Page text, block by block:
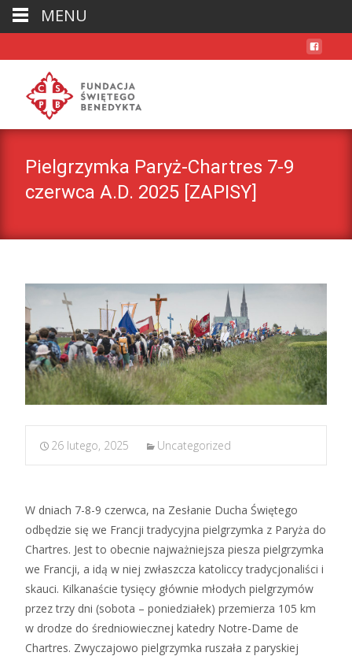
Pielgrzymka Paryż-Chartres 7-9
czerwca A.D. 2025 [ZAPISY]
26 lutego, 2025 Uncategorized
W dniach 7-8-9 czerwca, na Zesłanie Ducha Świętego
odbędzie się we Francji tradycyjna pielgrzymka z Paryża do
Chartres. Jest to obecnie najważniejsza piesza pielgrzymka
we Francji, a idą w niej zwłaszcza katoliccy tradycjonaliści i
skauci. Kilkanaście tysięcy głównie młodych pielgrzymów
przez trzy dni (sobota – poniedziałek) przemierza 105 km
w drodze do średniowiecznej katedry Notre-Dame de
Chartres. Zwyczajowo pielgrzymka ruszała z paryskiej
MENU